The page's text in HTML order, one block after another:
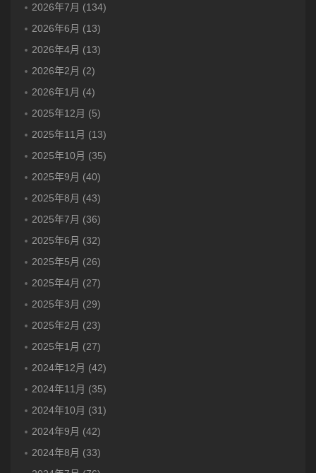
2026年7月 (134)
2026年6月 (13)
2026年4月 (13)
2026年2月 (2)
2026年1月 (4)
2025年12月 (5)
2025年11月 (13)
2025年10月 (35)
2025年9月 (40)
2025年8月 (43)
2025年7月 (36)
2025年6月 (32)
2025年5月 (26)
2025年4月 (27)
2025年3月 (29)
2025年2月 (23)
2025年1月 (27)
2024年12月 (42)
2024年11月 (35)
2024年10月 (31)
2024年9月 (42)
2024年8月 (33)